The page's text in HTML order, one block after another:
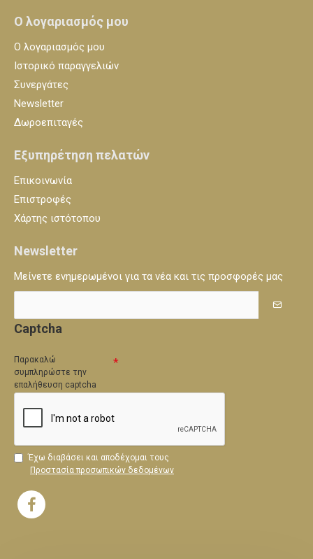
Ο λογαριασμός μου
Ο λογαριασμός μου
Ιστορικό παραγγελιών
Συνεργάτες
Newsletter
Δωροεπιταγές
Εξυπηρέτηση πελατών
Επικοινωνία
Επιστροφές
Χάρτης ιστότοπου
Newsletter
Μείνετε ενημερωμένοι για τα νέα και τις προσφορές μας
Captcha
Παρακαλώ
συμπληρώστε την
επαλήθευση captcha
Έχω διαβάσει και αποδέχομαι τους
Προστασία προσωπικών δεδομένων